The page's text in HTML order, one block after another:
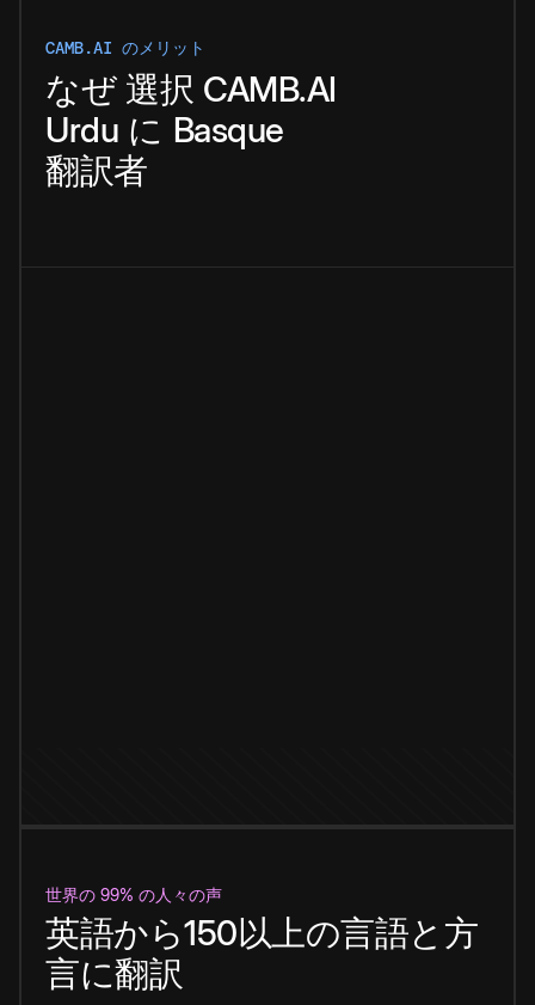
CAMB.AI のメリット
なぜ 選択 CAMB.AI
Urdu に Basque
翻訳者
世界の 99% の人々の声
英語から150以上の言語と方
言に翻訳